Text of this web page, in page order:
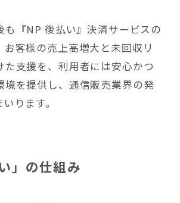
も『NP 後払い』決済サービスの
お客様の売上高増大と未回収リ
た支援を、利用者には安心かつ
境を提供し、通信販売業界の発
ります。
」の仕組み